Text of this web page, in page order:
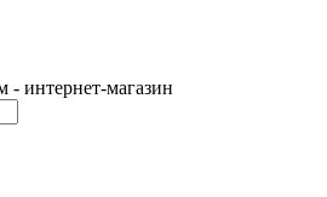
интернет-магазин